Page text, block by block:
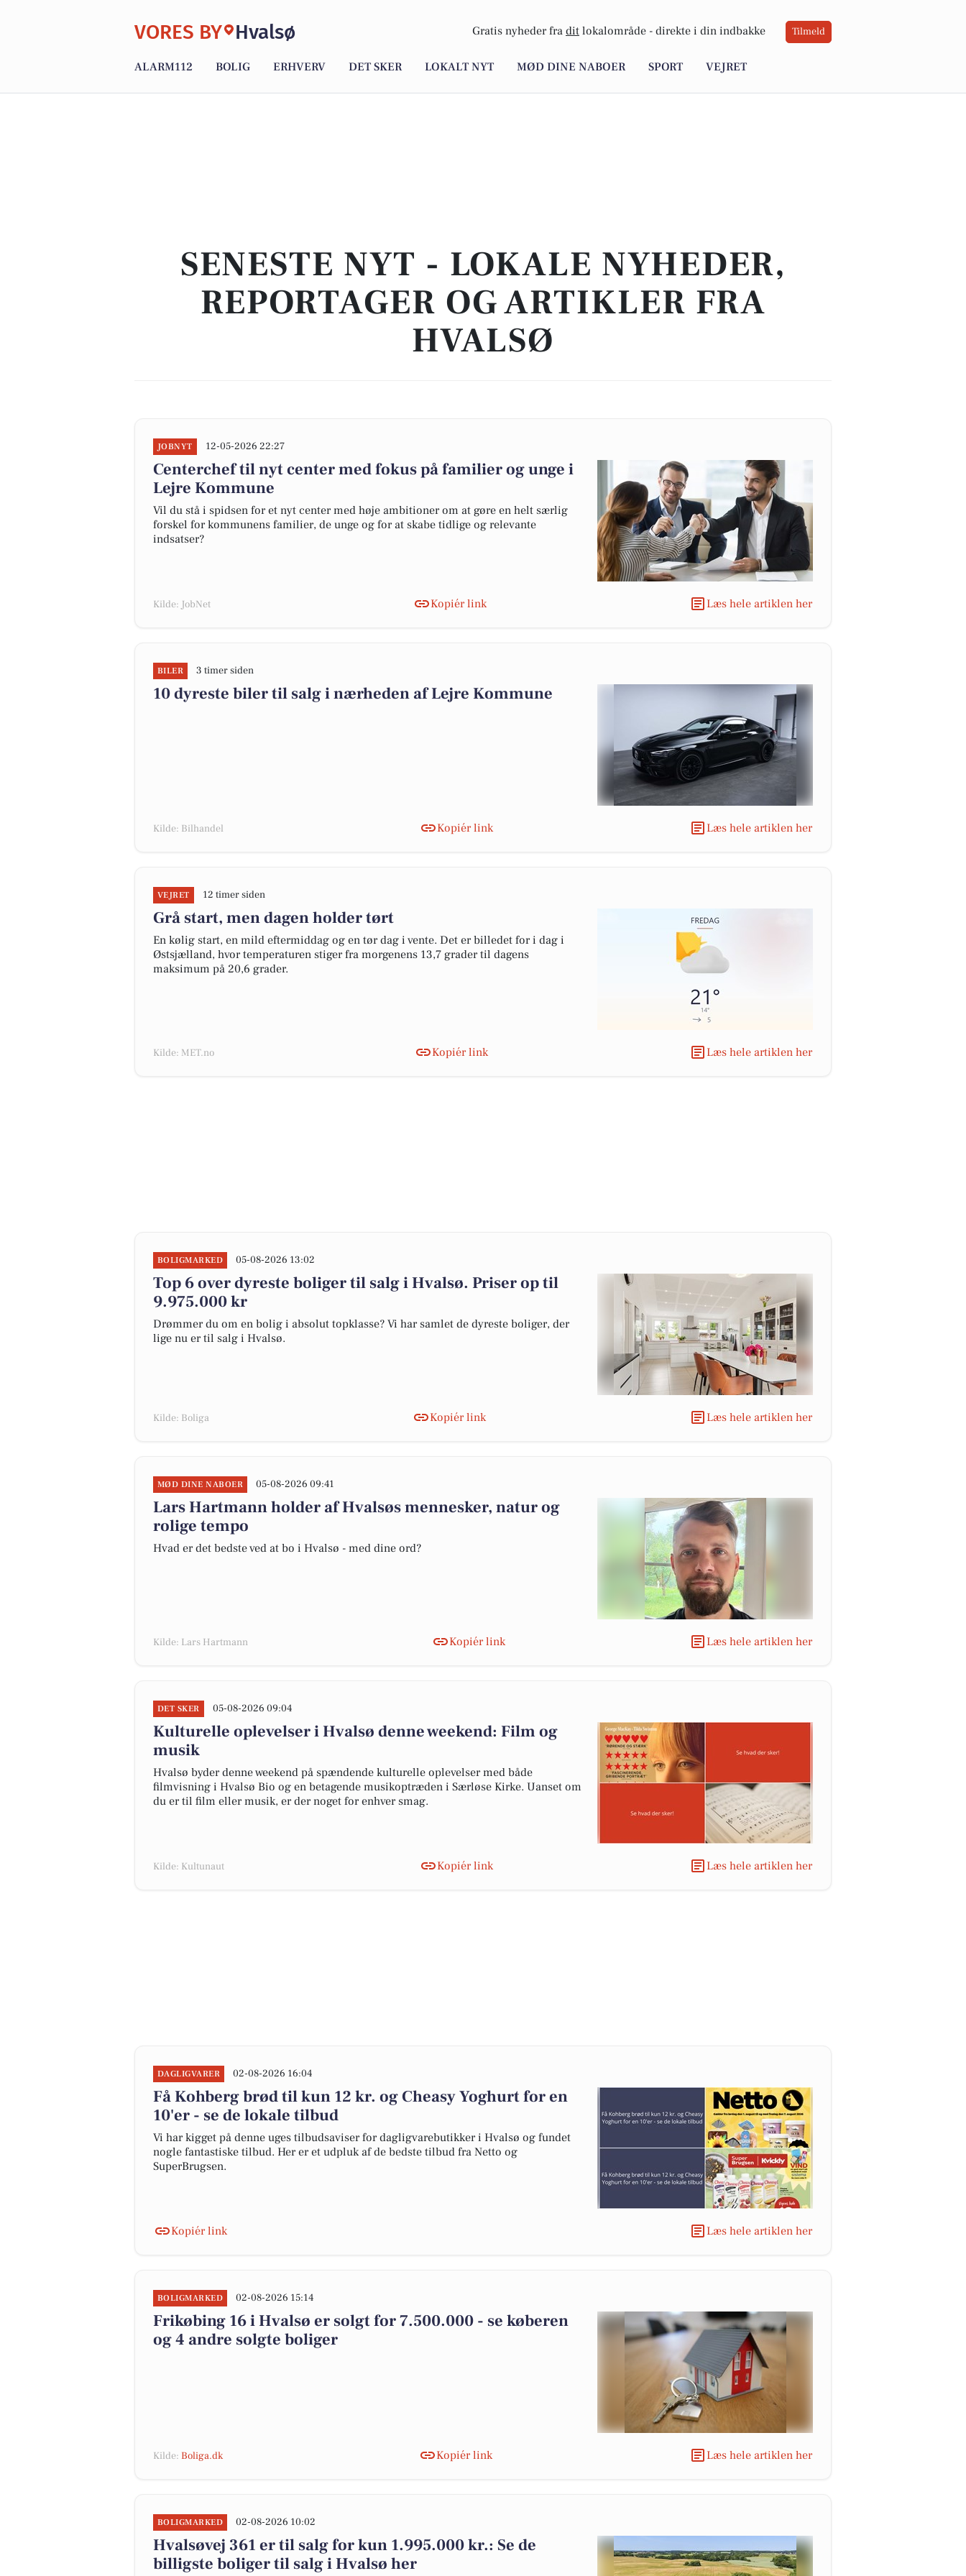
VORES BY Hvalsø Gratis nyheder fra dit lokalområde - direkte i din indbakke Tilmeld
ALARM112 BOLIG ERHVERV DET SKER LOKALT NYT MØD DINE NABOER SPORT VEJRET
SENESTE NYT - LOKALE NYHEDER,
REPORTAGER OG ARTIKLER FRA
HVALSØ
JOBNYT 12-05-2026 22:27
Centerchef til nyt center med fokus på familier og unge i
Lejre Kommune
Vil du stå i spidsen for et nyt center med høje ambitioner om at gøre en helt særlig
forskel for kommunens familier, de unge og for at skabe tidlige og relevante
indsatser?
Kilde: JobNet Kopiér link Læs hele artiklen her
BILER 3 timer siden
10 dyreste biler til salg i nærheden af Lejre Kommune
Kilde: Bilhandel Kopiér link Læs hele artiklen her
VEJRET 12 timer siden
Grå start, men dagen holder tørt
En kølig start, en mild eftermiddag og en tør dag i vente. Det er billedet for i dag i
Østsjælland, hvor temperaturen stiger fra morgenens 13,7 grader til dagens
maksimum på 20,6 grader.
Kilde: MET.no Kopiér link Læs hele artiklen her
BOLIGMARKED 05-08-2026 13:02
Top 6 over dyreste boliger til salg i Hvalsø. Priser op til
9.975.000 kr
Drømmer du om en bolig i absolut topklasse? Vi har samlet de dyreste boliger, der
lige nu er til salg i Hvalsø.
Kilde: Boliga Kopiér link Læs hele artiklen her
MØD DINE NABOER 05-08-2026 09:41
Lars Hartmann holder af Hvalsøs mennesker, natur og
rolige tempo
Hvad er det bedste ved at bo i Hvalsø - med dine ord?
Kilde: Lars Hartmann Kopiér link Læs hele artiklen her
DET SKER 05-08-2026 09:04
Kulturelle oplevelser i Hvalsø denne weekend: Film og
musik
Hvalsø byder denne weekend på spændende kulturelle oplevelser med både
filmvisning i Hvalsø Bio og en betagende musikoptræden i Særløse Kirke. Uanset om
du er til film eller musik, er der noget for enhver smag.
Kilde: Kultunaut Kopiér link Læs hele artiklen her
DAGLIGVARER 02-08-2026 16:04
Få Kohberg brød til kun 12 kr. og Cheasy Yoghurt for en
10'er - se de lokale tilbud
Vi har kigget på denne uges tilbudsaviser for dagligvarebutikker i Hvalsø og fundet
nogle fantastiske tilbud. Her er et udpluk af de bedste tilbud fra Netto og
SuperBrugsen.
Kopiér link Læs hele artiklen her
BOLIGMARKED 02-08-2026 15:14
Frikøbing 16 i Hvalsø er solgt for 7.500.000 - se køberen
og 4 andre solgte boliger
Kilde: Boliga.dk Kopiér link Læs hele artiklen her
BOLIGMARKED 02-08-2026 10:02
Hvalsøvej 361 er til salg for kun 1.995.000 kr.: Se de
billigste boliger til salg i Hvalsø her